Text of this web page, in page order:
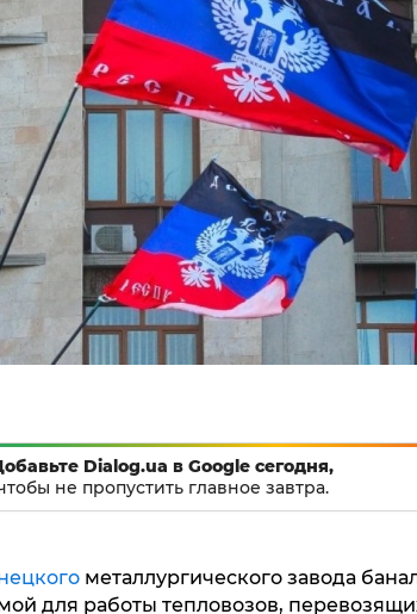
Dialog.ua в Google сегодня,
не пропустить главное завтра.
металлургического завода
для работы тепловозов,